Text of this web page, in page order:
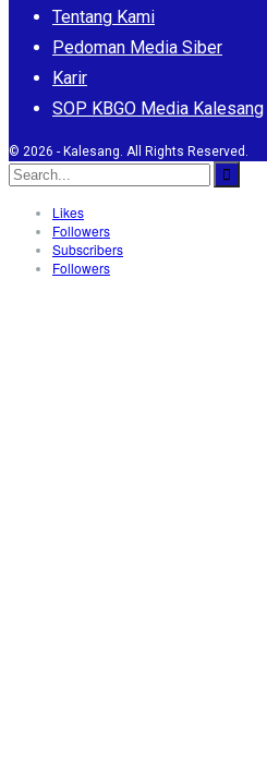
Tentang Kami
Pedoman Media Siber
Karir
SOP KBGO Media Kalesang
© 2026 - Kalesang. All Rights Reserved.
Likes
Followers
Subscribers
Followers